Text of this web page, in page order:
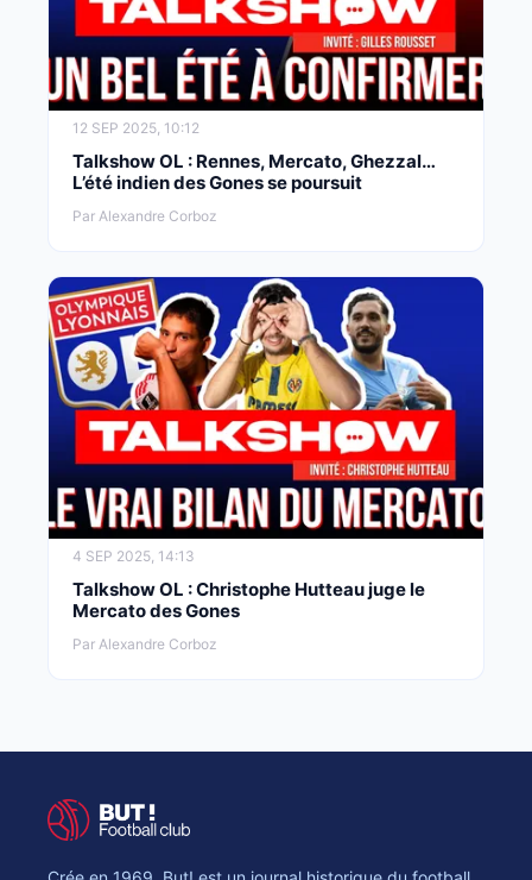
12 SEP 2025, 10:12
Talkshow OL : Rennes, Mercato, Ghezzal…
L’été indien des Gones se poursuit
Par Alexandre Corboz
4 SEP 2025, 14:13
Talkshow OL : Christophe Hutteau juge le
Mercato des Gones
Par Alexandre Corboz